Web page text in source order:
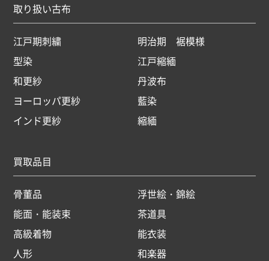
取り扱い古布
江戸期刺繍
明治期 裾模様
型染
江戸縮緬
和更紗
丹波布
ヨーロッパ更紗
藍染
インド更紗
縮緬
買取品目
骨董品
浮世絵・錦絵
能面・能装束
茶道具
高級着物
能衣装
人形
和楽器